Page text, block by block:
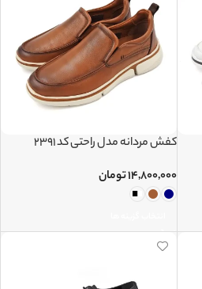
کفش مردانه مدل راحتی کد 2391
۱۴,۸۰۰,۰۰۰تومان